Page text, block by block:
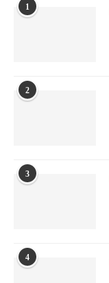
1
2
3
4